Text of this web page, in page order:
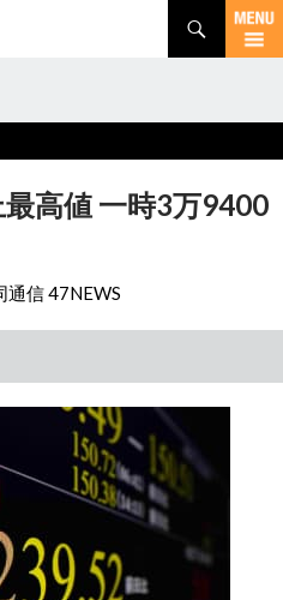
高値 一時3万9400
通信 47NEWS